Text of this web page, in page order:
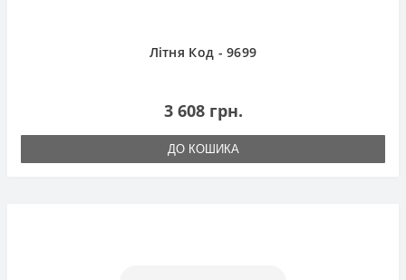
Літня Код - 9699
3 608 грн.
ДО КОШИКА